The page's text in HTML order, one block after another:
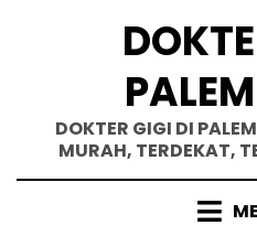
DOKTER GIGI DI
MURAH, TERDEKAT,